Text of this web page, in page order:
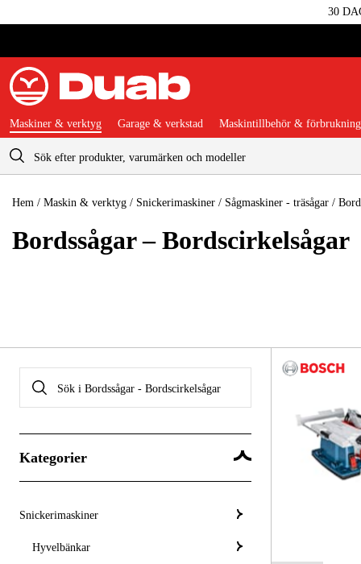
30
Maskiner & verktyg Garage & verkstad Maskintillbehör & förbrukning
Hem / Maskin & verktyg / Snickerimaskiner / Sågmaskiner - träsågar /
Bordssågar – Bordscirkelsågar
Kategorier
Snickerimaskiner
Hyvelbänkar